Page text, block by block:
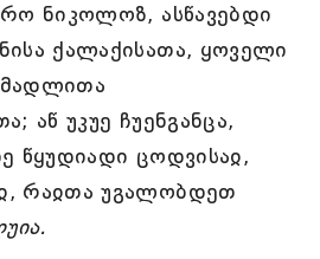
ნიკოლოზ, ასწავებდი
ქალაქისათა, ყოველი
აწ უკუე ჩუენგანცა,
წყუდიადი ცოდვისაჲ,
რაჲთა უგალობდეთ